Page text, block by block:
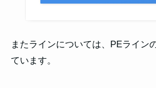
またラインについては、PEライン
ています。